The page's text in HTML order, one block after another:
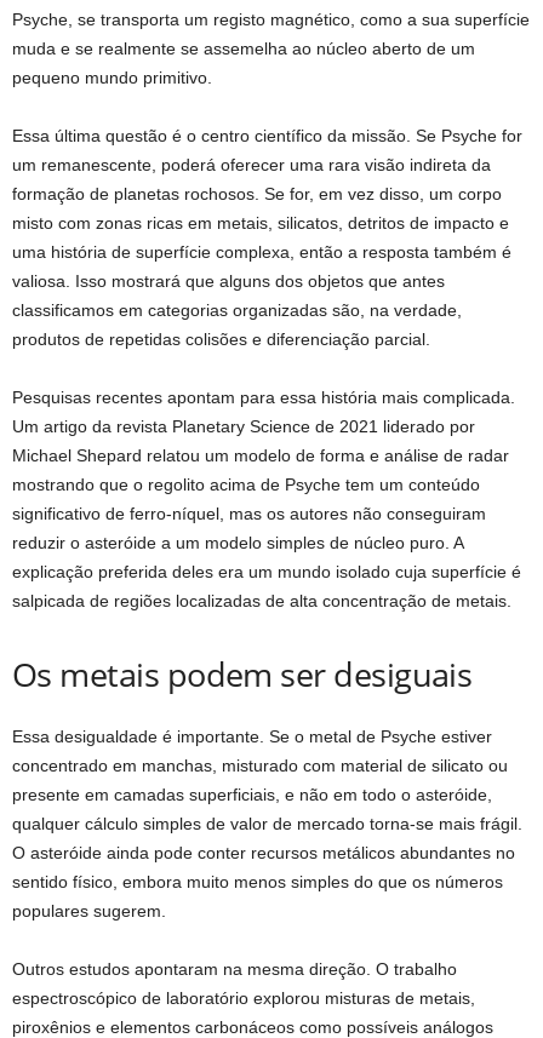
Psyche, se transporta um registo magnético, como a sua superfície
muda e se realmente se assemelha ao núcleo aberto de um
pequeno mundo primitivo.
Essa última questão é o centro científico da missão. Se Psyche for
um remanescente, poderá oferecer uma rara visão indireta da
formação de planetas rochosos. Se for, em vez disso, um corpo
misto com zonas ricas em metais, silicatos, detritos de impacto e
uma história de superfície complexa, então a resposta também é
valiosa. Isso mostrará que alguns dos objetos que antes
classificamos em categorias organizadas são, na verdade,
produtos de repetidas colisões e diferenciação parcial.
Pesquisas recentes apontam para essa história mais complicada.
Um artigo da revista Planetary Science de 2021 liderado por
Michael Shepard relatou um modelo de forma e análise de radar
mostrando que o regolito acima de Psyche tem um conteúdo
significativo de ferro-níquel, mas os autores não conseguiram
reduzir o asteróide a um modelo simples de núcleo puro. A
explicação preferida deles era um mundo isolado cuja superfície é
salpicada de regiões localizadas de alta concentração de metais.
Os metais podem ser desiguais
Essa desigualdade é importante. Se o metal de Psyche estiver
concentrado em manchas, misturado com material de silicato ou
presente em camadas superficiais, e não em todo o asteróide,
qualquer cálculo simples de valor de mercado torna-se mais frágil.
O asteróide ainda pode conter recursos metálicos abundantes no
sentido físico, embora muito menos simples do que os números
populares sugerem.
Outros estudos apontaram na mesma direção. O trabalho
espectroscópico de laboratório explorou misturas de metais,
piroxênios e elementos carbonáceos como possíveis análogos